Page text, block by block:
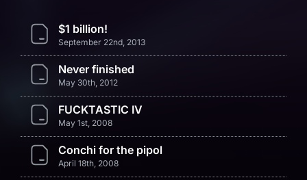
$1 billion!
September 22nd, 2013
Never finished
May 30th, 2012
FUCKTASTIC IV
May 1st, 2008
Conchi for the pipol
April 18th, 2008